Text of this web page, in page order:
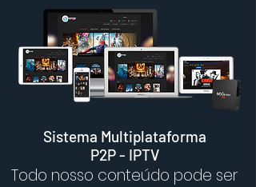
Sistema Multiplataforma
P2P - IPTV
Todo nosso conteúdo pode ser